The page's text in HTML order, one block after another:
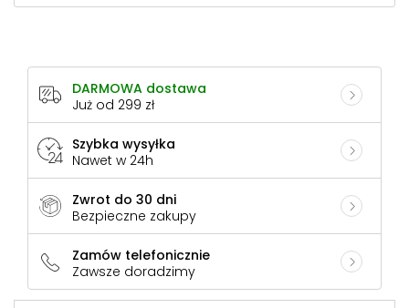
DARMOWA dostawa
Już od 299 zł
Szybka wysyłka
Nawet w 24h
Zwrot do 30 dni
Bezpieczne zakupy
Zamów telefonicznie
Zawsze doradzimy